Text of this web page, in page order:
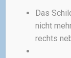
Das
nicht
rechts